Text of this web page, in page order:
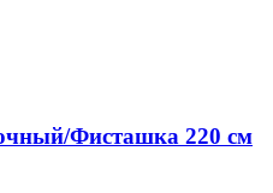
Фисташка 220 см